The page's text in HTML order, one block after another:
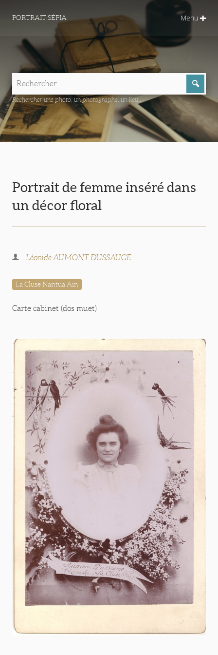
PORTRAIT SÉPIA Menu
Rechercher une photo, un photographe, un lieu...
Portrait de femme inséré dans
un décor floral
Léonide AUMONT DUSSAUGE
La Cluse Nantua Ain
Carte cabinet (dos muet)